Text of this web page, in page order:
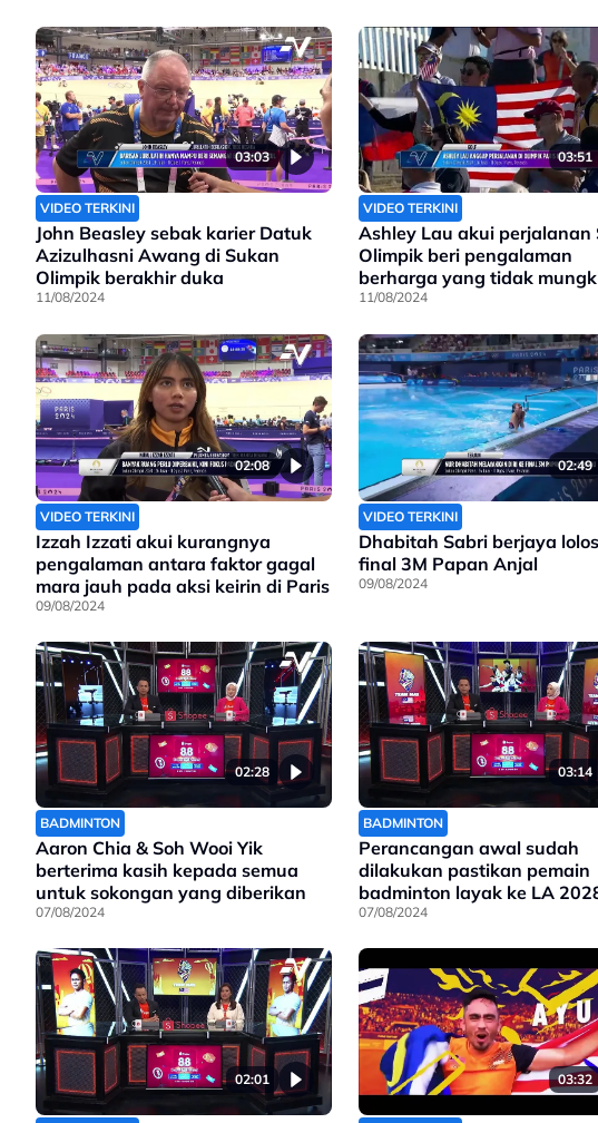
03:03
VIDEO TERKINI
John Beasley sebak karier Datuk
Azizulhasni Awang di Sukan
Olimpik berakhir duka
11/08/2024
03:51
VIDEO TERKINI
Ashley Lau akui perjalanan
Olimpik beri pengalaman
berharga yang tidak
boleh diganti
11/08/2024
02:08
VIDEO TERKINI
Izzah Izzati akui kurangnya
pengalaman antara faktor gagal
mara jauh pada aksi keirin di Paris
09/08/2024
02:49
VIDEO TERKINI
Dhabitah Sabri berjaya
final 3M Papan Anjal
09/08/2024
02:28
BADMINTON
Aaron Chia & Soh Wooi Yik
berterima kasih kepada semua
untuk sokongan yang diberikan
07/08/2024
03:14
BADMINTON
Perancangan awal sudah
dilakukan pastikan pemain
badminton layak ke LA
07/08/2024
02:01 03:32